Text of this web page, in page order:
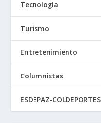
Tecnología
Turismo
Entretenimiento
Columnistas
ESDEPAZ-COLDEPORTES